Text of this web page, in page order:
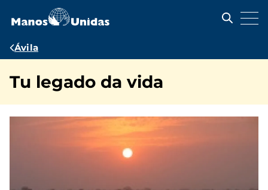
contenido
principal
Ruta
navegación
Ávila
Tu legado da vida